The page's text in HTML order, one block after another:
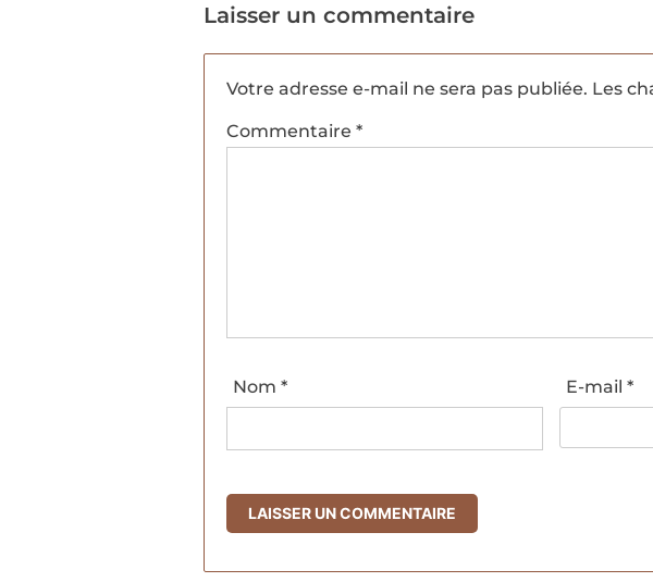
Laisser un commentaire
Votre adresse e-mail ne sera pas publiée. Les
Commentaire *
Nom * E-mail*